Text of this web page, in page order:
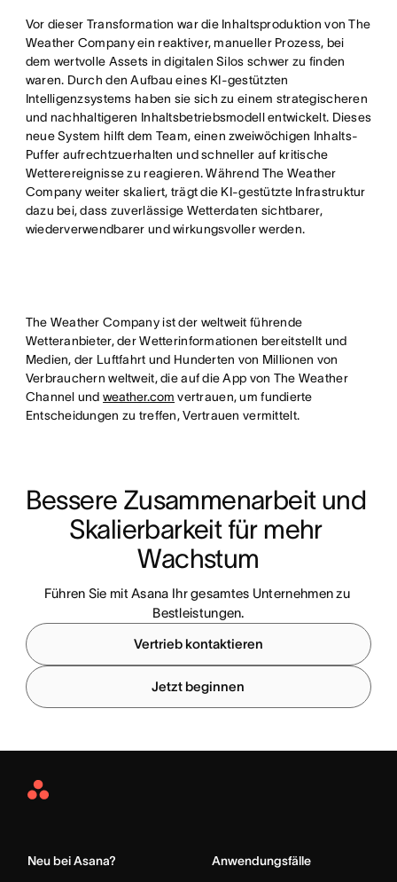
Vor dieser Transformation war die Inhaltsproduktion von The
Weather Company ein reaktiver, manueller Prozess, bei
dem wertvolle Assets in digitalen Silos schwer zu finden
waren. Durch den Aufbau eines KI-gestützten
Intelligenzsystems haben sie sich zu einem strategischeren
und nachhaltigeren Inhaltsbetriebsmodell entwickelt. Dieses
neue System hilft dem Team, einen zweiwöchigen Inhalts-
Puffer aufrechtzuerhalten und schneller auf kritische
Wetterereignisse zu reagieren. Während The Weather
Company weiter skaliert, trägt die KI-gestützte Infrastruktur
dazu bei, dass zuverlässige Wetterdaten sichtbarer,
wiederverwendbarer und wirkungsvoller werden.
The Weather Company ist der weltweit führende
Wetteranbieter, der Wetterinformationen bereitstellt und
Medien, der Luftfahrt und Hunderten von Millionen von
Verbrauchern weltweit, die auf die App von The Weather
Channel undweather.com vertrauen, um fundierte
Entscheidungen zu treffen, Vertrauen vermittelt.
Bessere Zusammenarbeit und
Skalierbarkeit für mehr
Wachstum
Führen Sie mit Asana Ihr gesamtes Unternehmen zu
Bestleistungen.
Vertrieb kontaktieren
Jetzt beginnen
Asana
Neu bei Asana? Anwendungsfälle